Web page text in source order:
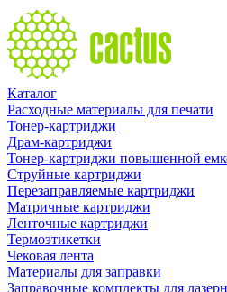
Каталог
Расходные материалы для печати
Тонер-картриджи
Драм-картриджи
Тонер-картриджи повышенной
Струйные картриджи
Перезаправляемые картриджи
Матричные картриджи
Ленточные картриджи
Термоэтикетки
Чековая лента
Материалы для заправки
Заправочные комплекты для